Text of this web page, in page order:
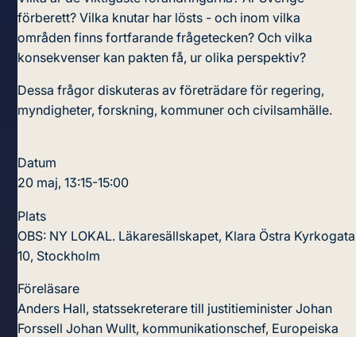
förberett? Vilka knutar har lösts - och inom vilka
områden finns fortfarande frågetecken? Och vilka
konsekvenser kan pakten få, ur olika perspektiv?
Dessa frågor diskuteras av företrädare för regering,
myndigheter, forskning, kommuner och civilsamhälle.
Datum
20 maj, 13:15-15:00
Plats
OBS: NY LOKAL. Läkaresällskapet, Klara Östra Kyrkogata
10, Stockholm
Föreläsare
Anders Hall, statssekreterare till justitieminister Johan
ForssellJohan Wullt, kommunikationschef, Europeiska